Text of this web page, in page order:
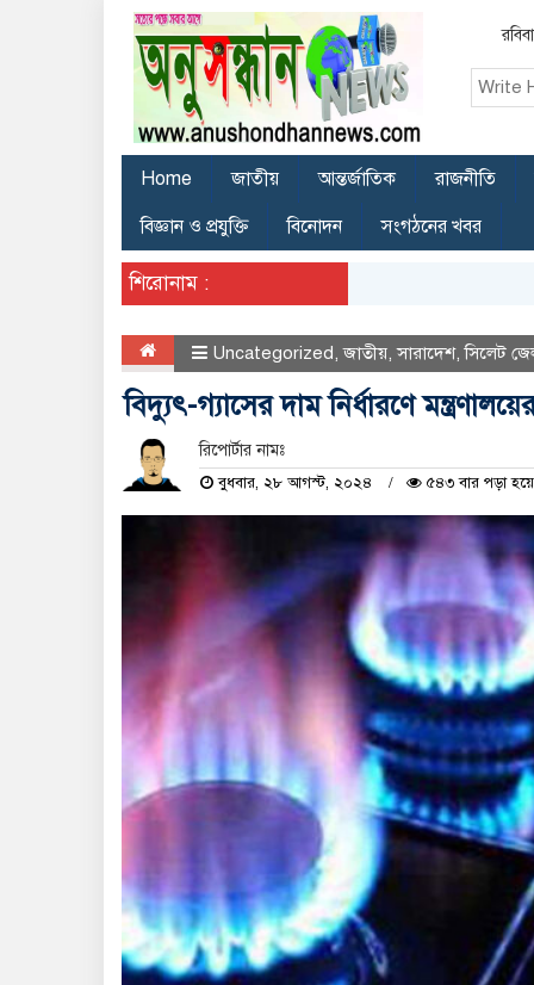
Home জাতীয় আন্তর্জাতিক
রাজনীতি
বিজ্ঞান ও প্রযুক্তি
বিনোদন সংগঠনের খবর
শিরোনাম :
Uncategorized,জাতীয়,সারাদেশ,সিলেট
বিদ্যুৎ-গ্যাসের দাম নির্ধারণে
রিপোর্টার নামঃ
বুধবার, ২৮ আগস্ট, ২০২৪ ৫৪৩ বার পড়া